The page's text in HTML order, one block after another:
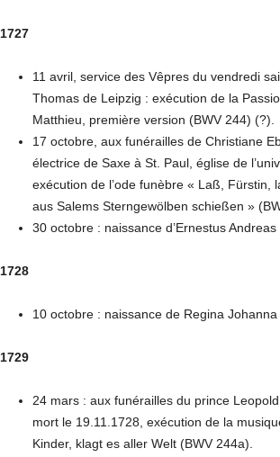
1727
11 avril, service des Vêpres du vendredi
Thomas de Leipzig : exécution de la
Matthieu, première version (BWV 244) (?).
17 octobre, aux funérailles de Christiane
électrice de Saxe à St. Paul, église de
exécution de l’ode funèbre « Laß, Fürstin,
aus Salems Sterngewölben schießen »
30 octobre : naissance d’Ernestus Andreas
1728
10 octobre : naissance de Regina Johanna
1729
24 mars : aux funérailles du prince Leopold
mort le 19.11.1728, exécution de la
Kinder, klagt es aller Welt (BWV 244a).